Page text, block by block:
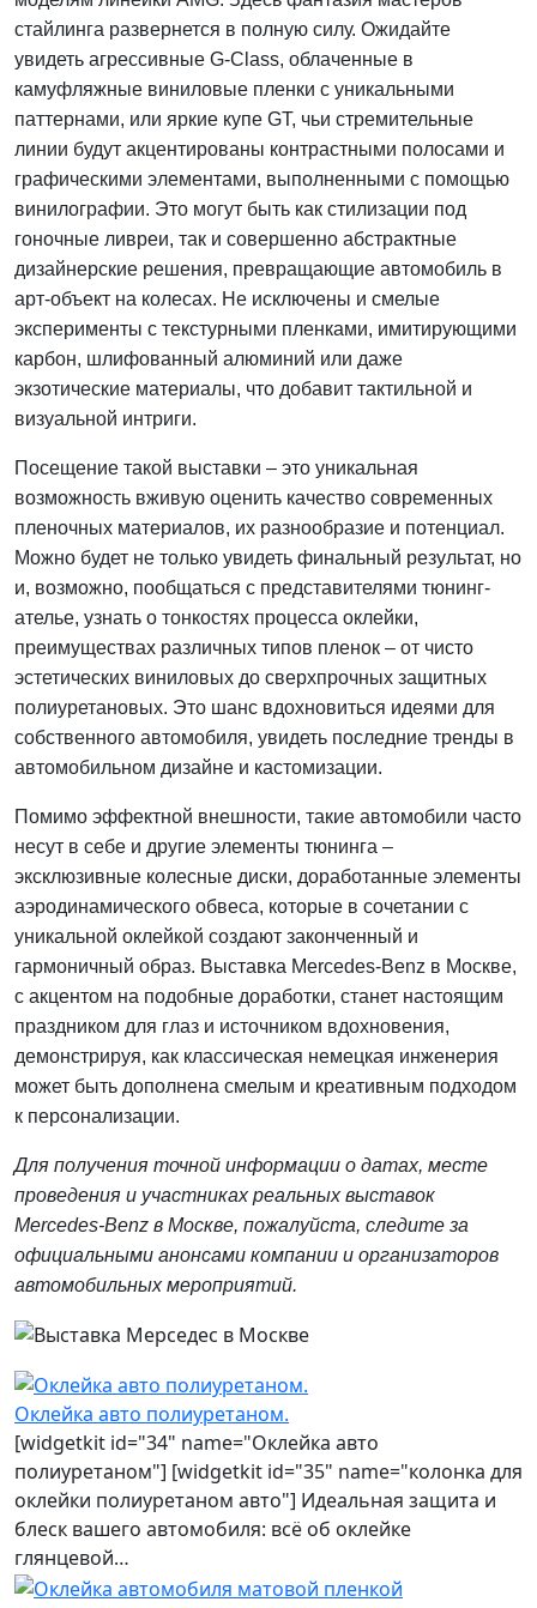
стайлинга развернется в полную силу. Ожидайте
увидеть агрессивные G-Class, облаченные в
камуфляжные виниловые пленки с уникальными
паттернами, или яркие купе GT, чьи стремительные
линии будут акцентированы контрастными полосами и
графическими элементами, выполненными с помощью
винилографии. Это могут быть как стилизации под
гоночные ливреи, так и совершенно абстрактные
дизайнерские решения, превращающие автомобиль в
арт-объект на колесах. Не исключены и смелые
эксперименты с текстурными пленками, имитирующими
карбон, шлифованный алюминий или даже
экзотические материалы, что добавит тактильной и
визуальной интриги.
Посещение такой выставки – это уникальная
возможность вживую оценить качество современных
пленочных материалов, их разнообразие и потенциал.
Можно будет не только увидеть финальный результат, но
и, возможно, пообщаться с представителями тюнинг-
ателье, узнать о тонкостях процесса оклейки,
преимуществах различных типов пленок – от чисто
эстетических виниловых до сверхпрочных защитных
полиуретановых. Это шанс вдохновиться идеями для
собственного автомобиля, увидеть последние тренды в
автомобильном дизайне и кастомизации.
Помимо эффектной внешности, такие автомобили часто
несут в себе и другие элементы тюнинга –
эксклюзивные колесные диски, доработанные элементы
аэродинамического обвеса, которые в сочетании с
уникальной оклейкой создают законченный и
гармоничный образ. Выставка Mercedes-Benz в Москве,
с акцентом на подобные доработки, станет настоящим
праздником для глаз и источником вдохновения,
демонстрируя, как классическая немецкая инженерия
может быть дополнена смелым и креативным подходом
к персонализации.
Для получения точной информации о датах, месте
проведения и участниках реальных выставок
Mercedes-Benz в Москве, пожалуйста, следите за
официальными анонсами компании и организаторов
автомобильных мероприятий.
Оклейка авто полиуретаном.
[widgetkit id="34" name="Оклейка авто
полиуретаном"] [widgetkit id="35" name="колонка для
оклейки полиуретаном авто"] Идеальная защита и
блеск вашего автомобиля: всё об оклейке
глянцевой…